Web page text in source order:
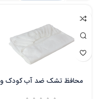
محافظ تشک ضد آب کودک و